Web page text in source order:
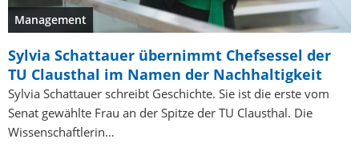
Management
Sylvia Schattauer übernimmt Chefsessel der
TU Clausthal im Namen der Nachhaltigkeit
Sylvia Schattauer schreibt Geschichte. Sie ist die erste vom
Senat gewählte Frau an der Spitze der TU Clausthal. Die
Wissenschaftlerin…